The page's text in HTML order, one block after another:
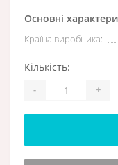
Основні
Країна виробника:
Кількість:
- +